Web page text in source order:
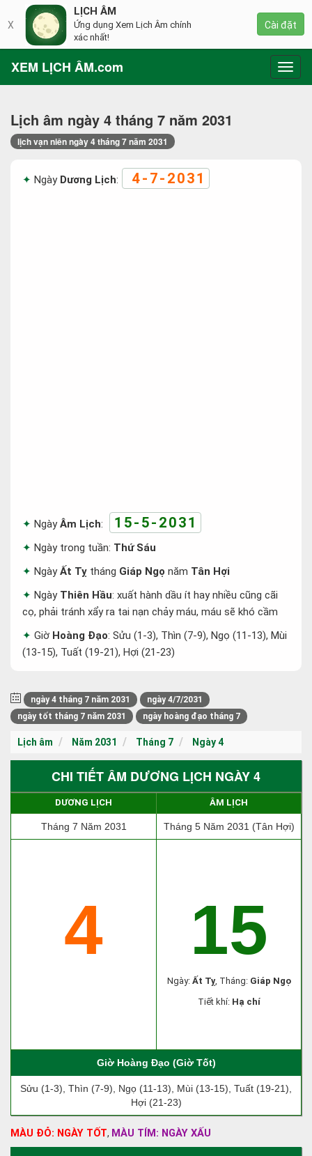
XEM LỊCH ÂM.com
Lịch âm ngày 4 tháng 7 năm 2031
lịch vạn niên ngày 4 tháng 7 năm 2031
Ngày Dương Lịch: 4-7-2031
NgàyÂm Lịch: 15-5-2031
Ngày trong tuần: Thứ Sáu
NgàyẤt Tỵ tháng Giáp Ngọ năm Tân Hợi
Ngày Thiên Hầu: xuất hành dầu ít hay nhiều cũng cãi
cọ, phải tránh xẩy ra tai nạn chảy máu, máu sẽ khó cầm
Giờ Hoàng Đạo: Sửu (1-3), Thìn (7-9), Ngọ (11-13), Mùi
(13-15), Tuất (19-21), Hợi (21-23)
ngày 4 tháng 7 năm 2031
ngày 4/7/2031
ngày tốt tháng 7 năm 2031
ngày hoàng đạo tháng 7
Lịch âm Năm 2031 Tháng 7 Ngày 4
CHI TIẾT ÂM DƯƠNG LỊCH NGÀY 4
DƯƠNG LỊCH ÂM LỊCH
Tháng 7 Năm 2031 Tháng 5 Năm 2031 (Tân Hợi)
4 15
Ngày: Ất Tỵ, Tháng: Giáp Ngọ
Tiết khí: Hạ chí
Giờ Hoàng Đạo (Giờ Tốt)
Sửu (1-3), Thìn (7-9), Ngọ (11-13), Mùi (13-15), Tuất (19-21),
Hợi (21-23)
MÀU ĐỎ: NGÀY TỐT, MÀU TÍM: NGÀY XẤU
X
LỊCH ÂM
Ứng dụng Xem Lịch Âm chính
xác nhất!
Cài đặt